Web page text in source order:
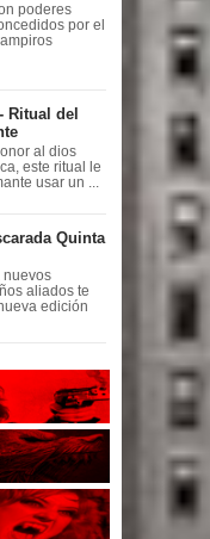
poderes
por el
Ritual del
al dios
este ritual le
usar un ...
Quinta
nuevos
aliados te
edición